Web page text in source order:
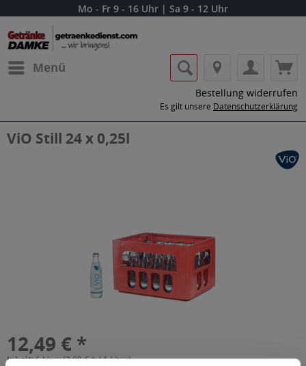
Mo - Fr 9 - 16 Uhr | Sa 9 - 12 Uhr
Menü
Bestellung widerrufen
Es gilt unsere Datenschutzerklärung
ViO Still 24 x 0,25l
12,49 € *
Inhalt:6 Liter (2,08 € * / 1 Liter)